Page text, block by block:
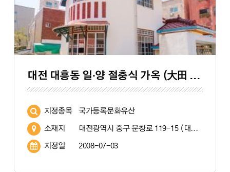
대전 대흥동 일·양 절충식 가옥 (大田 大興洞 日·洋 折衷式 家屋)
지정종목 국가등록문화유산
소재지 대전광역시 중구 문창로 119-15 (대흥동 37-5)
지정일 2008-07-03